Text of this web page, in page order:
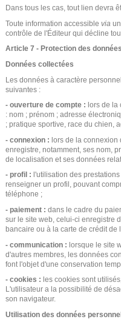
Dans tous les cas, tout lien devra
Toute information accessible via
contrôle de l'Éditeur qui décline
Article 7 - Protection des
Données collectées
Les données à caractère
suivantes :
- ouverture de compte : lors de
: nom ; prénom ; adresse
; pratique sportive, race du chien,
- connexion : lors de la connexion
enregistre, notamment, ses nom,
de localisation et ses données
- profil : l'utilisation des
renseigner un profil, pouvant
téléphone ;
- paiement : dans le cadre du
sur le site web, celui-ci enregistre
bancaire ou à la carte de crédit de
- communication : lorsque le site
d'autres membres, les données
font l'objet d'une conservation
- cookies : les cookies sont
L'utilisateur a la possibilité de
son navigateur.
Utilisation des données